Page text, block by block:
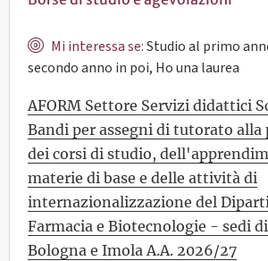
Mi interessa se:Studio al primo
secondo anno in poi, Ho una laurea
AFORM Settore Servizi didattici
Bandi per assegni di tutorato alla
dei corsi di studio,
materie di base e delle attività di
internazionalizzazione del
Farmacia e Biotecnologie - sedi
Bologna e Imola A.A. 2026/27